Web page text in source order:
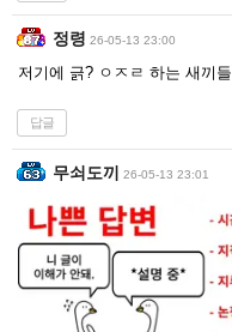
정령 26-05-13 23:00
저기에 긁? ㅇㅈㄹ 하는 새끼들
답글
무쇠도끼 26-05-13 23:01